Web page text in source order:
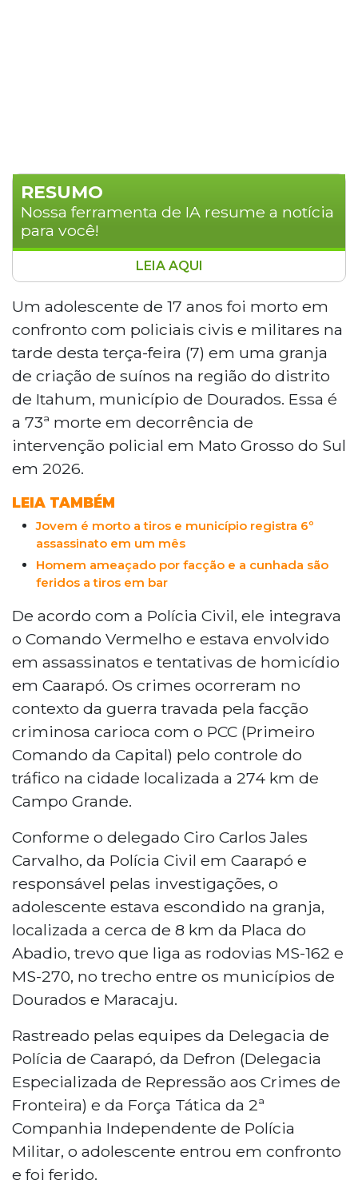
RESUMO
Nossa ferramenta de IA resume a notícia
para você!
Um adolescente de 17 anos, apontado
como integrante do Comando Vermelho
e suspeito de homicídios em Caarapó,
morreu em confronto com policiais civis e
militares em uma granja no distrito de
Itahum, em Dourados. Ele estava armado
e foi socorrido ao Hospital da Vida, mas
não resistiu. É a 73ª morte por intervenção
policial em Mato Grosso do Sul em 2026.
LEIA AQUI
Um adolescente de 17 anos foi morto em
confronto com policiais civis e militares na
tarde desta terça-feira (7) em uma granja
de criação de suínos na região do distrito
de Itahum, município de Dourados. Essa é
a 73ª morte em decorrência de
intervenção policial em Mato Grosso do Sul
em 2026.
LEIA TAMBÉM
Jovem é morto a tiros e município registra 6º
assassinato em um mês
Homem ameaçado por facção e a cunhada são
feridos a tiros em bar
De acordo com a Polícia Civil, ele integrava
o Comando Vermelho e estava envolvido
em assassinatos e tentativas de homicídio
em Caarapó. Os crimes ocorreram no
contexto da guerra travada pela facção
criminosa carioca com o PCC (Primeiro
Comando da Capital) pelo controle do
tráfico na cidade localizada a 274 km de
Campo Grande.
Conforme o delegado Ciro Carlos Jales
Carvalho, da Polícia Civil em Caarapó e
responsável pelas investigações, o
adolescente estava escondido na granja,
localizada a cerca de 8 km da Placa do
Abadio, trevo que liga as rodovias MS-162 e
MS-270, no trecho entre os municípios de
Dourados e Maracaju.
Rastreado pelas equipes da Delegacia de
Polícia de Caarapó, da Defron (Delegacia
Especializada de Repressão aos Crimes de
Fronteira) e da Força Tática da 2ª
Companhia Independente de Polícia
Militar, o adolescente entrou em confronto
e foi ferido.